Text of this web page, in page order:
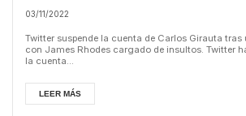
03/11/2022
Twitter suspende la cuenta de Carlos Girauta
con James Rhodes cargado de insultos. Twitter
la cuenta...
LEER MÁS